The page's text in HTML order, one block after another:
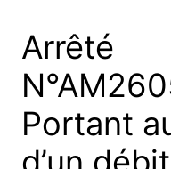
Arrêté
Portant